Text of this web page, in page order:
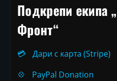
Подкрепи екипа
Фронт“
💳
Дари с карта (Stripe)
💠
PayPal Donation